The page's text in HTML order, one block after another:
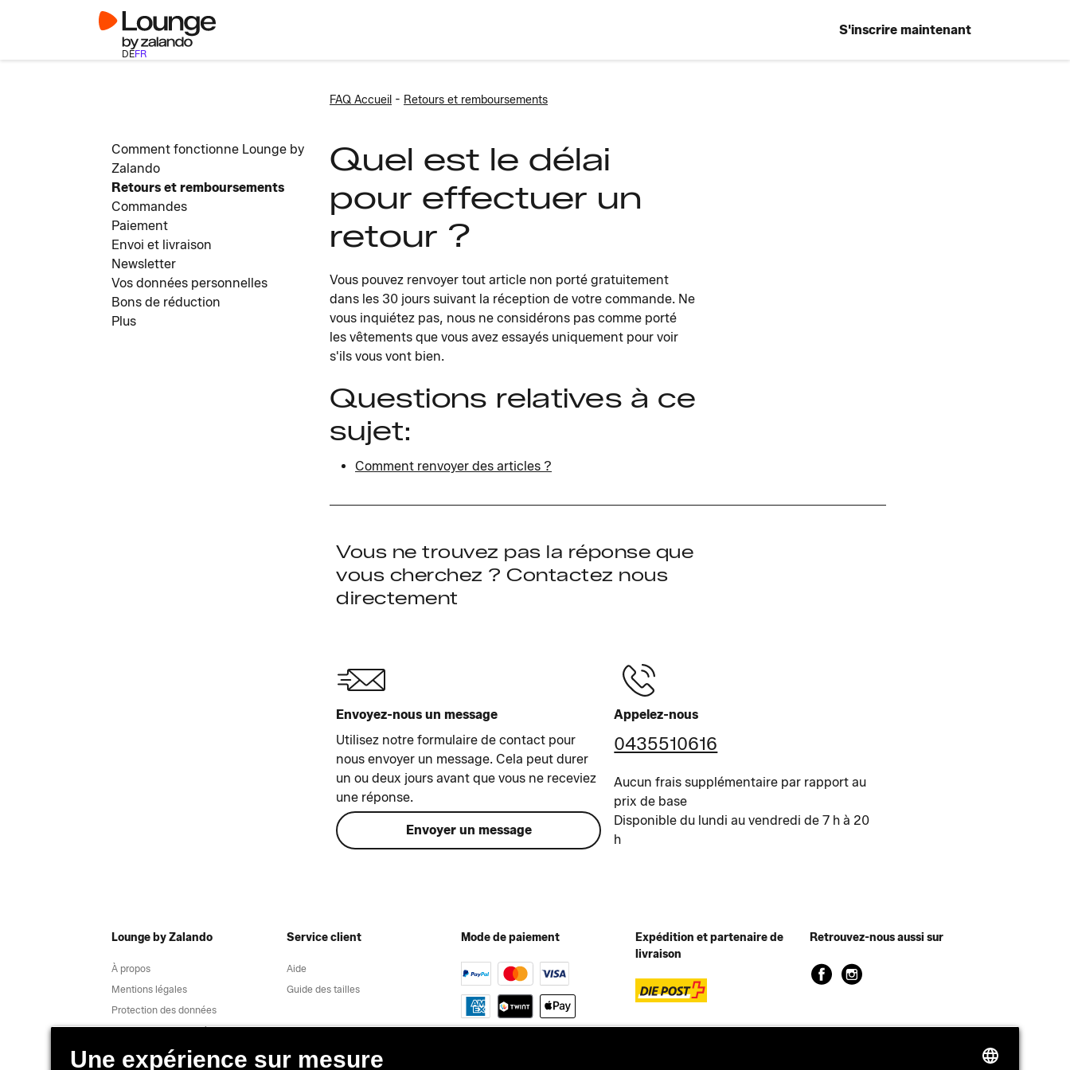
DEFR
S'inscrire maintenant
FAQ Accueil - Retours et remboursements
Comment fonctionne Lounge by
Zalando
Retours et remboursements
Commandes
Paiement
Envoi et livraison
Newsletter
Vos données personnelles
Bons de réduction
Plus
Quel est le délai
pour effectuer un
retour ?
Vous pouvez renvoyer tout article non porté gratuitement
dans les 30 jours suivant la réception de votre commande. Ne
vous inquiétez pas, nous ne considérons pas comme porté
les vêtements que vous avez essayés uniquement pour voir
s'ils vous vont bien.
Questions relatives à ce
sujet:
Comment renvoyer des articles ?
Vous ne trouvez pas la réponse que
vous cherchez ? Contactez nous
directement
Envoyez-nous un message
Utilisez notre formulaire de contact pour
nous envoyer un message. Cela peut durer
un ou deux jours avant que vous ne receviez
une réponse.
Envoyer un message
Appelez-nous
0435510616
Aucun frais supplémentaire par rapport au
prix de base
Disponible du lundi au vendredi de 7 h à 20
h
Lounge by Zalando
À propos
Mentions légales
Protection des données
Traitement des données
Service client
Aide
Guide des tailles
Mode de paiement
Expédition et partenaire de
livraison
Retrouvez-nous aussi sur